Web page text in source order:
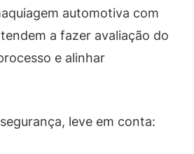
automotiva com
a fazer avaliação do
e alinhar
leve em conta: